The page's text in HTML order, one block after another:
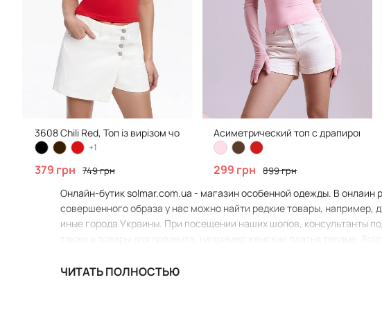
3608 Chili Red, Топ із вирізом човник
+1
379 грн 749 грн
Асиметрический топ с
299 грн 899 грн
Онлайн-бутик solmar.com.ua - магазин особенной одежды. В
совершенного образа у нас можно найти редкие товары, например,
иные города Украины. При посещении наших шопов, консультанты
ЧИТАТЬ ПОЛНОСТЬЮ